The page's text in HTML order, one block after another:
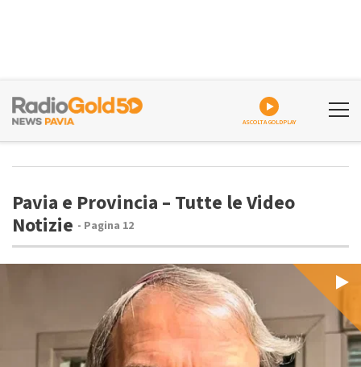
Pavia e Provincia – Tutte le Video
Notizie - Pagina 12